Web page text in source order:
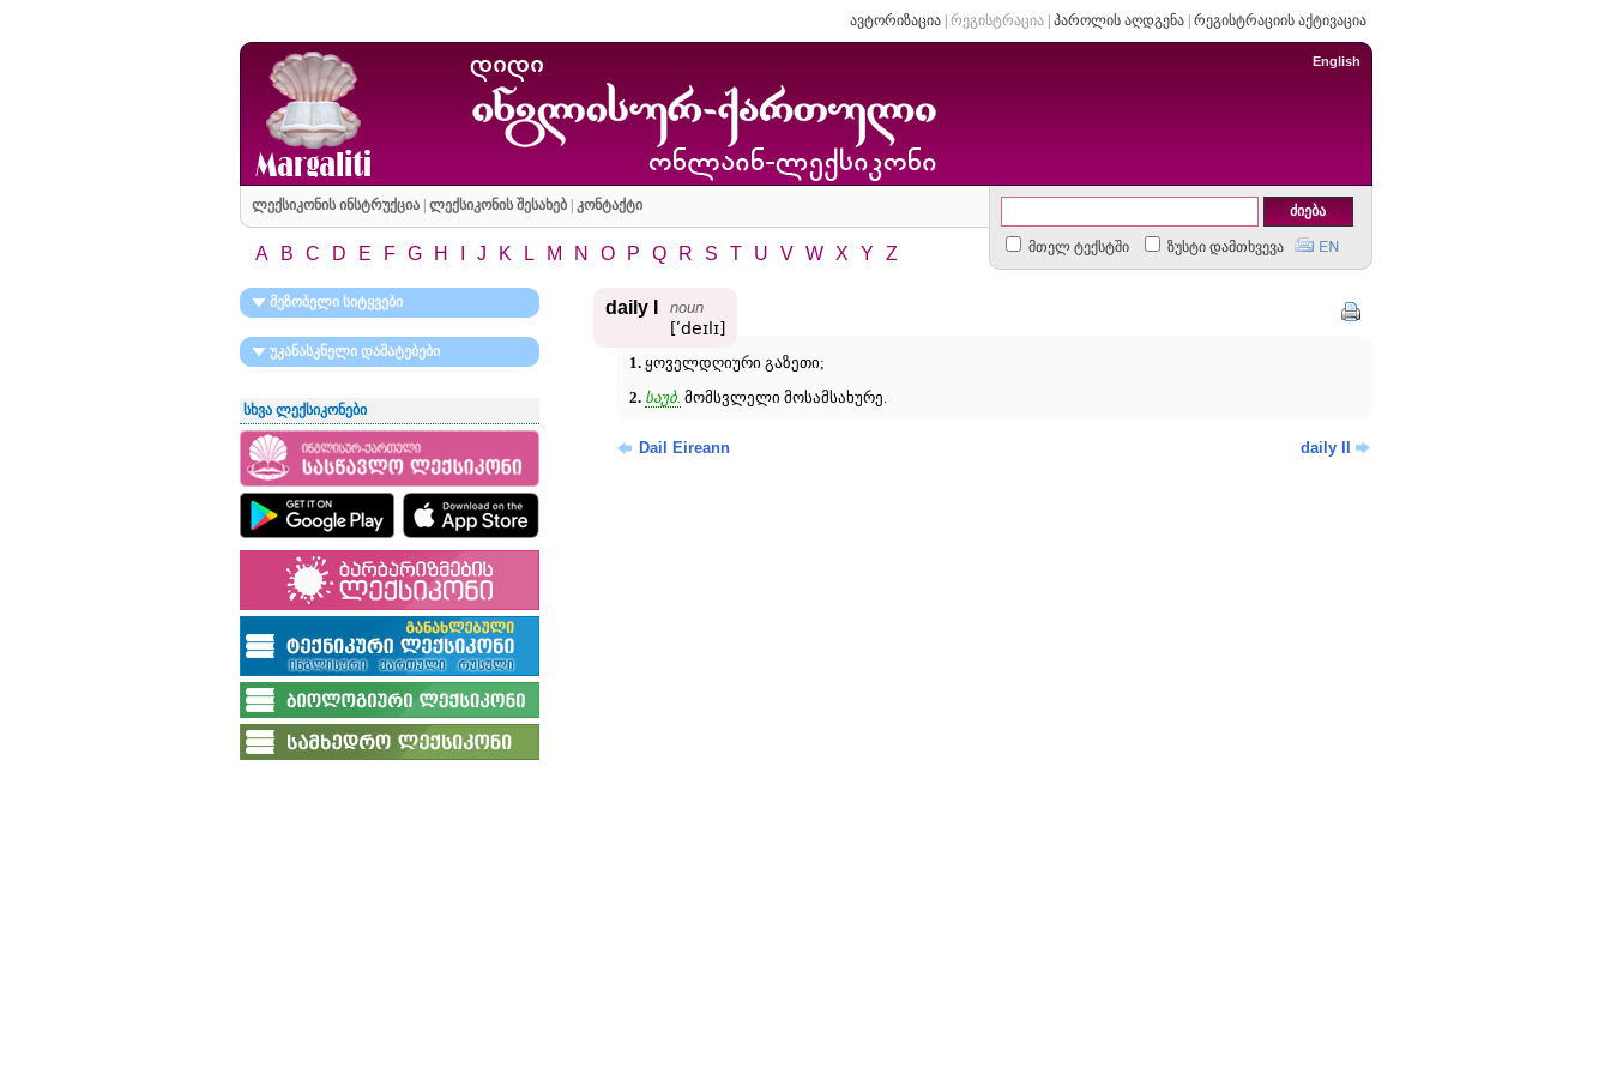
ავტორიზაცია| რეგისტრაცია| პაროლის აღდგენა| რეგისტრაციის აქტივაცია
English
ლექსიკონის ინსტრუქცია| ლექსიკონის შესახებ| კონტაქტი
მთელ ტექსტში ზუსტი დამთხვევა
A B C D E F G H J K L M N O P Q R S T U V W X Y Z
მეზობელი სიტყვები
უკანასკნელი დამატებები
სხვა ლექსიკონები
daily I noun
[ʹdeɪlɪ]
1.ყოველდღიური გაზეთი;
2. საუბ. მომსვლელი მოსამსახურე.
Dail Eireann daily II